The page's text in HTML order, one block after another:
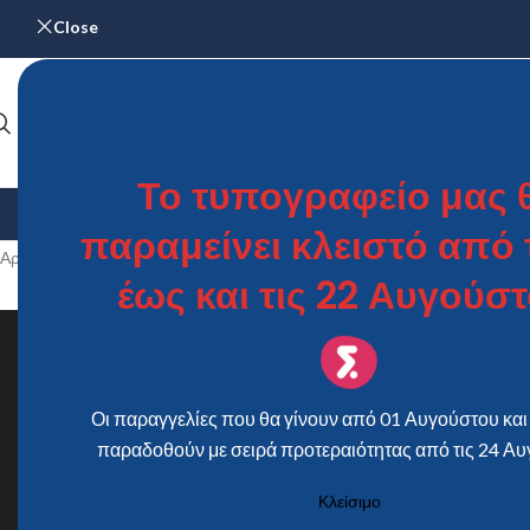
Close
Το τυπογραφείο μας
παραμείνει κλειστό από
έως και τις 22
Οι παραγγελίες που θα γίνουν από 01 Αυγούστου και
παραδοθούν με σειρά προτεραιότητας από τις 24
Κλείσιμο
ΑΡΧΙΚΉ ΓΆΜΟΣ & ΒΆΠΤΙΣΗΗΜΕΡΟΛΌΓΙΑΜΕΝΟΎ –
Αρχική σελίδα/Προϊόντα με ετικέτα “Προσκλητήριο Bάπτισης 1938”